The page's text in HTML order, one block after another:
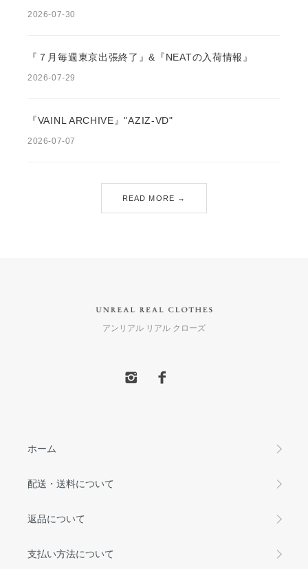
2026-07-30
『７月毎週東京出張終了』&『NEATの入荷情報』
2026-07-29
『VAINL ARCHIVE』"AZIZ-VD"
2026-07-07
READ MORE →
アンリアル リアル クローズ
ホーム
配送・送料について
返品について
支払い方法について